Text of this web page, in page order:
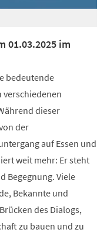
01.03.2025 im
bedeutende
verschiedenen
dieser
der
auf Essen und
weit mehr: Er steht
Begegnung. Viele
Bekannte und
des Dialogs,
zu bauen und zu